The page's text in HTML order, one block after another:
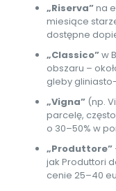
„Riserva”na
miesiące
dostępne
„Classico”w
obszaru –
gleby
„Vigna”(np.
parcelę,
o 30–50% w
„Produttore”
jak Produttori
cenie 25–40